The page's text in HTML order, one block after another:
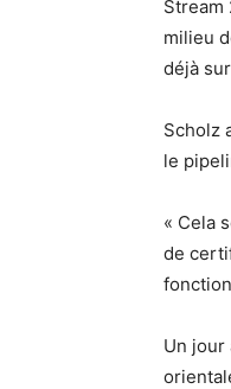
Stream
milieu
déjà
Scholz
le
« Cela
de
Un jour